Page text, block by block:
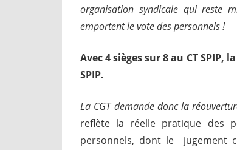
organisation syndicale qui reste
emportent le vote des personnels !
Avec 4 sièges sur 8 au CT
SPIP.
La CGT demande donc la
reflète la réelle pratique des
personnels, dont le jugement